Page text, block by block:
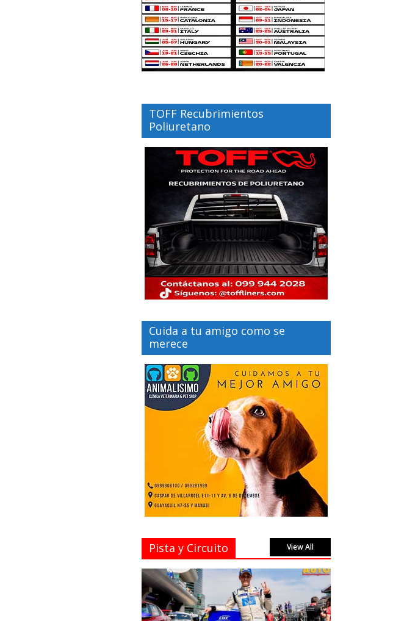
TOFF Recubrimientos
Poliuretano
Cuida a tu amigo como se
merece
Pista y Circuito View All